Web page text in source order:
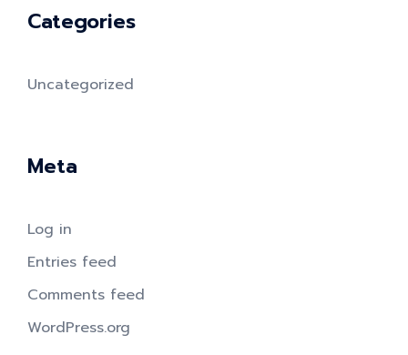
Categories
Uncategorized
Meta
Log in
Entries feed
Comments feed
WordPress.org